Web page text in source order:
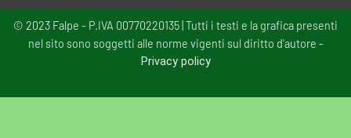
© 2023 Falpe - P.IVA 00770220135 | Tutti i testi e la grafica presenti
nel sito sono soggetti alle norme vigenti sul diritto d'autore -
Privacy policy